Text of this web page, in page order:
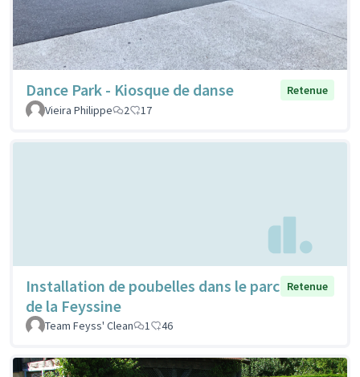
Dance Park - Kiosque de danse
Retenue
Vieira Philippe
2 17
Installation de poubelles dans le parc
de la Feyssine
Retenue
Team Feyss' Clean 1 46